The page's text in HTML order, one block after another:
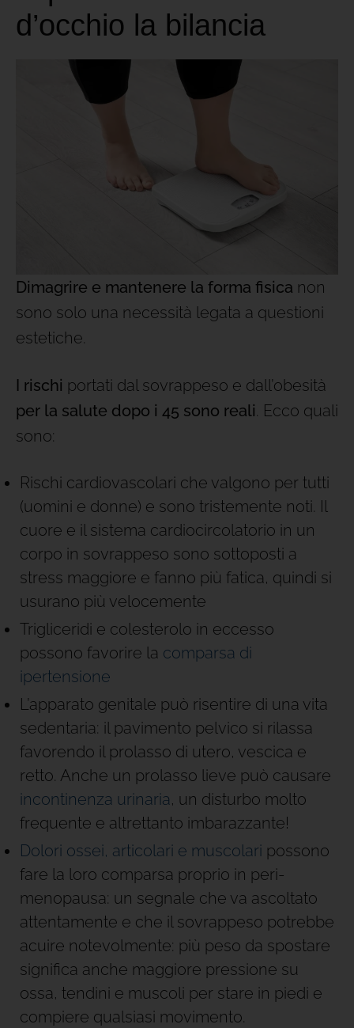
d’occhio la bilancia
Dimagrire e mantenere la forma fisica non
sono solo una necessità legata a questioni
estetiche.
I rischi portati dal sovrappeso e dall’obesità
per la salute dopo i 45 sono reali. Ecco quali
sono:
Rischi cardiovascolari che valgono per tutti
(uomini e donne) e sono tristemente noti. Il
cuore e il sistema cardiocircolatorio in un
corpo in sovrappeso sono sottoposti a
stress maggiore e fanno più fatica, quindi si
usurano più velocemente
Trigliceridi e colesterolo in eccesso
possono favorire la comparsa di
ipertensione
L’apparato genitale può risentire di una vita
sedentaria: il pavimento pelvico si rilassa
favorendo il prolasso di utero, vescica e
retto. Anche un prolasso lieve può causare
incontinenza urinaria, un disturbo molto
frequente e altrettanto imbarazzante!
Dolori ossei, articolari e muscolari possono
fare la loro comparsa proprio in peri-
menopausa: un segnale che va ascoltato
attentamente e che il sovrappeso potrebbe
acuire notevolmente: più peso da spostare
significa anche maggiore pressione su
ossa, tendini e muscoli per stare in piedi e
compiere qualsiasi movimento.